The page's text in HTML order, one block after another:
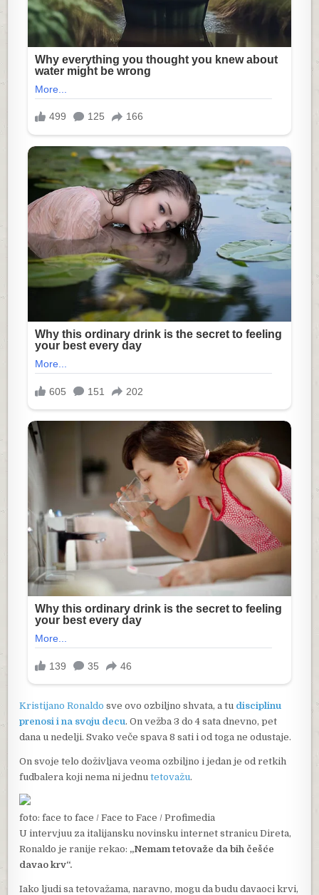
Kristijano Ronaldo sve ovo ozbiljno shvata, a tu disciplinu
prenosi i na svoju decu. On vežba 3 do 4 sata dnevno, pet
dana u nedelji. Svako veče spava 8 sati i od toga ne odustaje.
On svoje telo doživljava veoma ozbiljno i jedan je od retkih
fudbalera koji nema ni jednutetovažu.
foto: face to face / Face to Face / Profimedia
U intervjuu za italijansku novinsku internet stranicu Direta,
Ronaldo je ranije rekao: „Nemam tetovaže da bih češće
davao krv“.
Iako ljudi sa tetovažama, naravno, mogu da budu davaoci krvi,